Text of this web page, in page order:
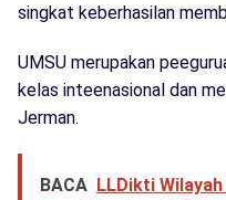
singkat keberhasilan
UMSU merupakan
kelas inteenasional dan
Jerman.
BACA LLDikti